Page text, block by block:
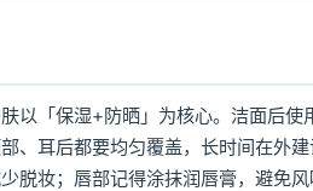
以「保湿+防晒」为核心。洁面后
、耳后都要均匀覆盖，长时间在外
脱妆；唇部记得涂抹润唇膏，避免风